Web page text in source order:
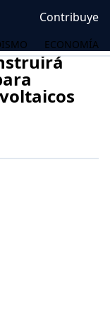
Contribuye
ECONOMÍA